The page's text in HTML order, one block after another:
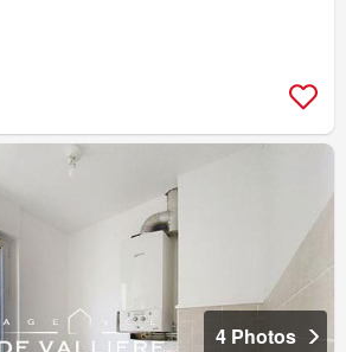
4 Photos